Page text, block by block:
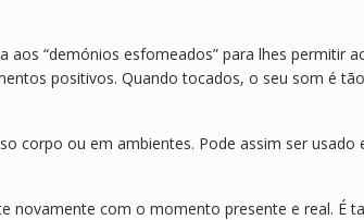
“demónios esfomeados” para lhes permitir
positivos. Quando tocados, o seu som é
corpo ou em ambientes. Pode assim ser usado
novamente com o momento presente e real. É